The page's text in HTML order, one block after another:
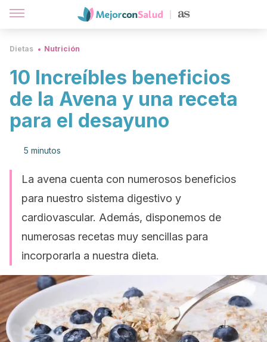
Dietas Nutrición
10 Increíbles beneficios
de la Avena y una receta
para el desayuno
5 minutos
La avena cuenta con numerosos beneficios
para nuestro sistema digestivo y
cardiovascular. Además, disponemos de
numerosas recetas muy sencillas para
incorporarla a nuestra dieta.